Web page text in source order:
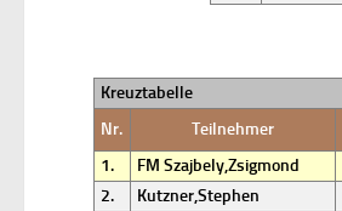
Kreuztabelle
Nr.
Teilnehmer
1.
FM Szajbely,Zsigmond
2.
Kutzner,Stephen